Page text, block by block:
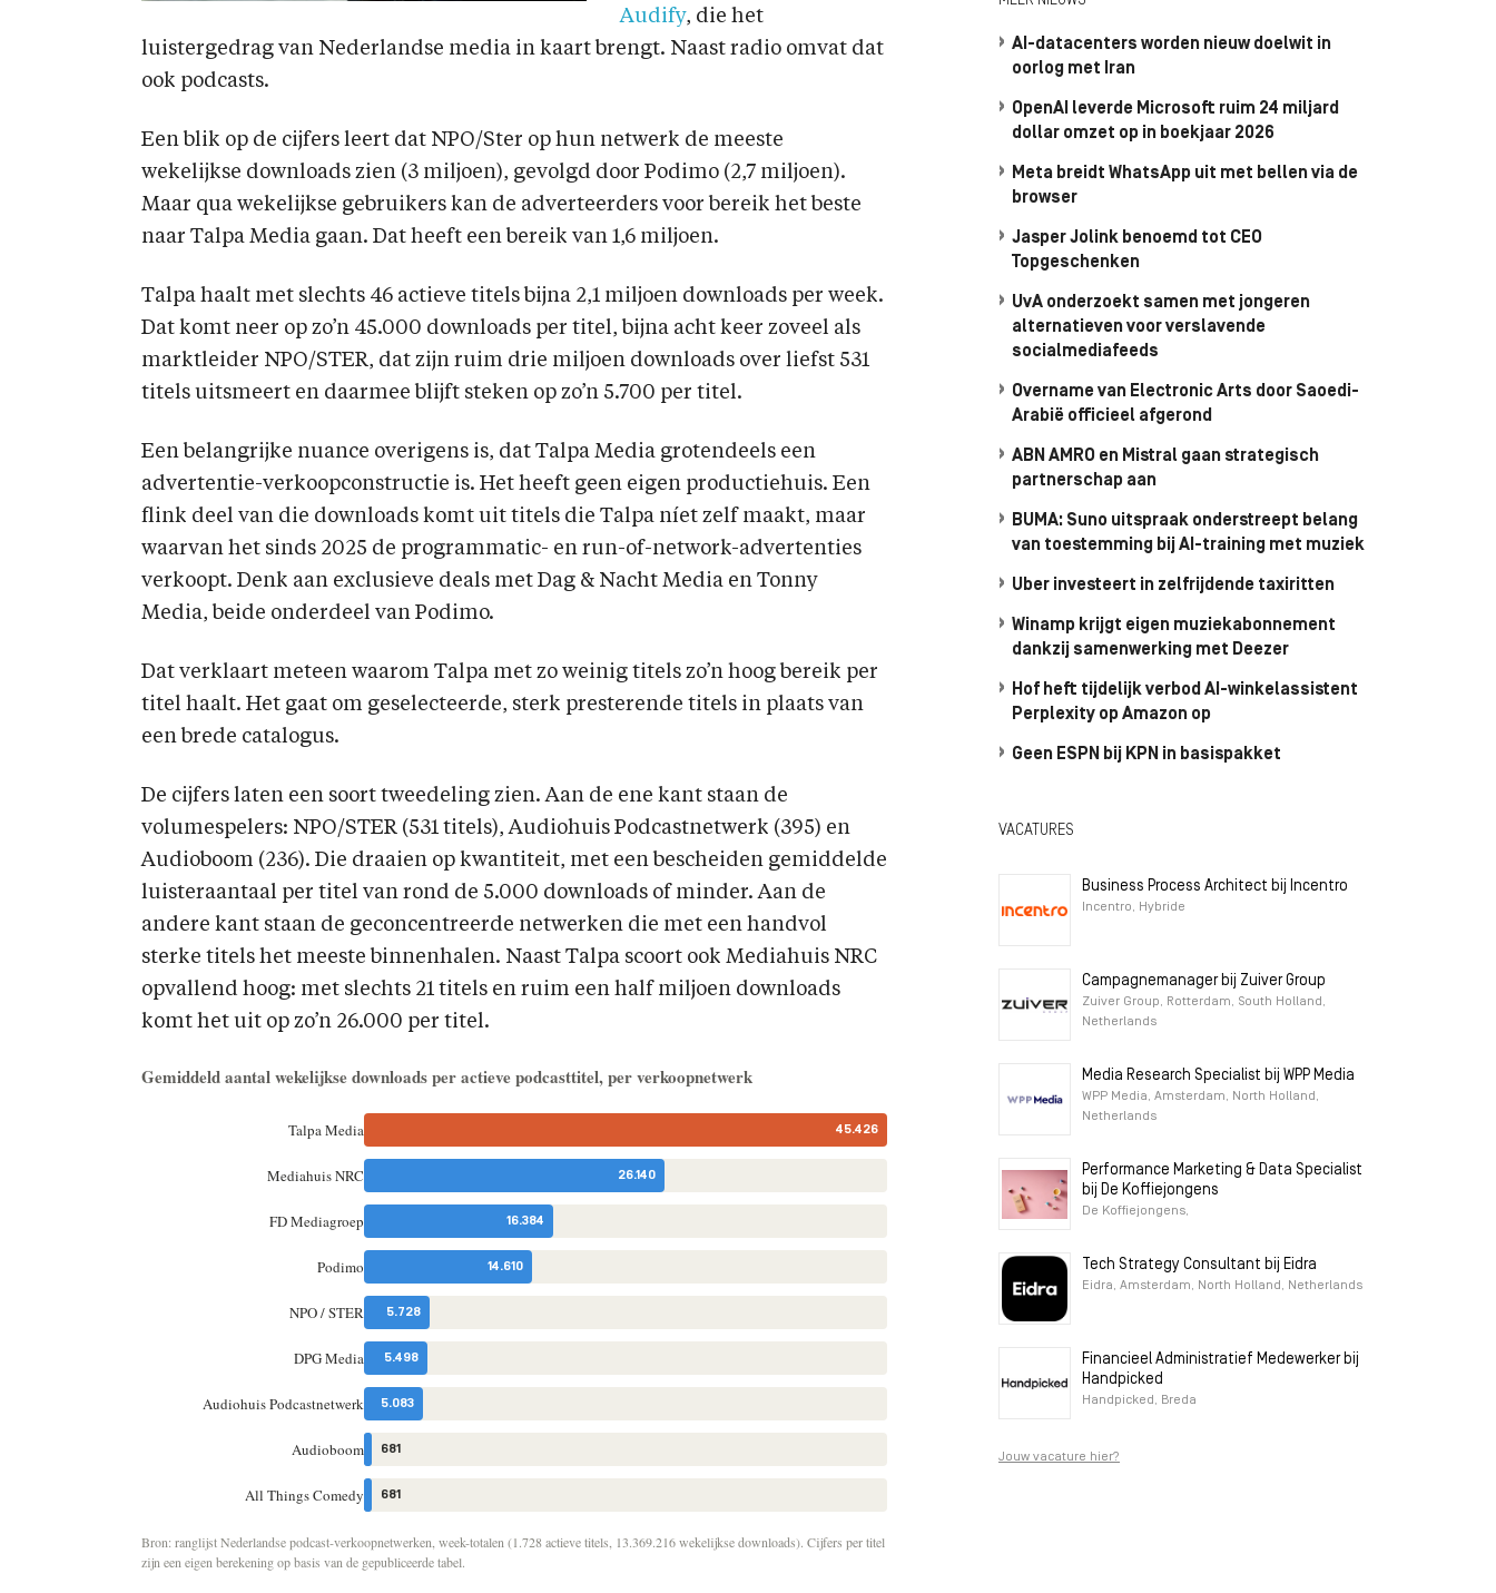
Audify, die het
luistergedrag van Nederlandse media in kaart brengt. Naast radio omvat dat
ook podcasts.
Een blik op de cijfers leert dat NPO/Ster op hun netwerk de meeste
wekelijkse downloads zien (3 miljoen), gevolgd door Podimo (2,7 miljoen).
Maar qua wekelijkse gebruikers kan de adverteerders voor bereik het beste
naar Talpa Media gaan. Dat heeft een bereik van 1,6 miljoen.
Talpa haalt met slechts 46 actieve titels bijna 2,1 miljoen downloads per week.
Dat komt neer op zo’n 45.000 downloads per titel, bijna acht keer zoveel als
marktleider NPO/STER, dat zijn ruim drie miljoen downloads over liefst 531
titels uitsmeert en daarmee blijft steken op zo’n 5.700 per titel.
Een belangrijke nuance overigens is, dat Talpa Media grotendeels een
advertentie-verkoopconstructie is. Het heeft geen eigen productiehuis. Een
flink deel van die downloads komt uit titels die Talpa níet zelf maakt, maar
waarvan het sinds 2025 de programmatic- en run-of-network-advertenties
verkoopt. Denk aan exclusieve deals met Dag & Nacht Media en Tonny
Media, beide onderdeel van Podimo.
Dat verklaart meteen waarom Talpa met zo weinig titels zo’n hoog bereik per
titel haalt. Het gaat om geselecteerde, sterk presterende titels in plaats van
een brede catalogus.
De cijfers laten een soort tweedeling zien. Aan de ene kant staan de
volumespelers: NPO/STER (531 titels), Audiohuis Podcastnetwerk (395) en
Audioboom (236). Die draaien op kwantiteit, met een bescheiden gemiddelde
luisteraantaal per titel van rond de 5.000 downloads of minder. Aan de
andere kant staan de geconcentreerde netwerken die met een handvol
sterke titels het meeste binnenhalen. Naast Talpa scoort ook Mediahuis NRC
opvallend hoog: met slechts 21 titels en ruim een half miljoen downloads
komt het uit op zo’n 26.000 per titel.
Gemiddeld aantal wekelijkse downloads per actieve podcasttitel, per verkoopnetwerk
Talpa Media 45.426
Mediahuis NRC 26.140
FD Mediagroep 16.384
Podimo 14.610
NPO / STER 5.728
DPG Media 5.498
Audiohuis Podcastnetwerk 5.083
Audioboom 681
All Things Comedy 681
Bron: ranglijst Nederlandse podcast-verkoopnetwerken, week-totalen (1.728 actieve titels, 13.369.216 wekelijkse downloads). Cijfers per titel
zijn een eigen berekening op basis van de gepubliceerde tabel.
AI-datacenters worden nieuw doelwit in
oorlog met Iran
OpenAI leverde Microsoft ruim 24 miljard
dollar omzet op in boekjaar 2026
Meta breidt WhatsApp uit met bellen via de
browser
Jasper Jolink benoemd tot CEO
Topgeschenken
UvA onderzoekt samen met jongeren
alternatieven voor verslavende
socialmediafeeds
Overname van Electronic Arts door Saoedi-
Arabië officieel afgerond
ABN AMRO en Mistral gaan strategisch
partnerschap aan
BUMA: Suno uitspraak onderstreept belang
van toestemming bij AI-training met muziek
Uber investeert in zelfrijdende taxiritten
Winamp krijgt eigen muziekabonnement
dankzij samenwerking met Deezer
Hof heft tijdelijk verbod AI-winkelassistent
Perplexity op Amazon op
Geen ESPN bij KPN in basispakket
VACATURES
Business Process Architect bij Incentro
Incentro, Hybride
Campagnemanager bij Zuiver Group
Zuiver Group, Rotterdam, South Holland,
Netherlands
Media Research Specialist bij WPP Media
WPP Media, Amsterdam, North Holland,
Netherlands
Performance Marketing & Data Specialist
bij De Koffiejongens
De Koffiejongens,
Tech Strategy Consultant bij Eidra
Eidra, Amsterdam, North Holland, Netherlands
Financieel Administratief Medewerker bij
Handpicked
Handpicked, Breda
Jouw vacature hier?